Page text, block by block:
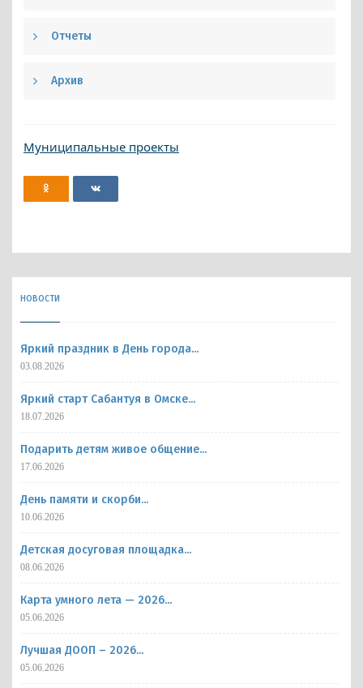
Отчеты
Архив
Муниципальные проекты
НОВОСТИ
Яркий праздник в День города...
03.08.2026
Яркий старт Сабантуя в Омске...
18.07.2026
Подарить детям живое общение...
17.06.2026
День памяти и скорби...
10.06.2026
Детская досуговая площадка...
08.06.2026
Карта умного лета — 2026...
05.06.2026
Лучшая ДООП – 2026...
05.06.2026